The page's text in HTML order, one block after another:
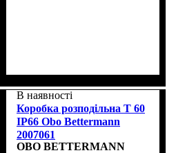
В наявності
Коробка розподільна T 60
IP66 Obo Bettermann
2007061
OBO BETTERMANN